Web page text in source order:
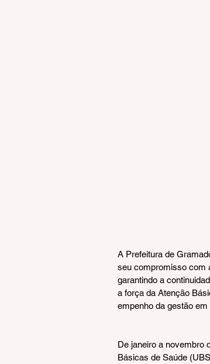
A Prefeitura de
seu compromisso com
garantindo a
a força da Atenção
empenho da gestão
De janeiro a novembro
Básicas de Saúde